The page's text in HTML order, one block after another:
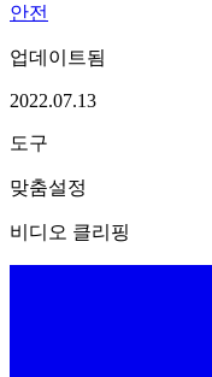
안전
업데이트됨
2022.07.13
도구
맞춤설정
비디오 클리핑